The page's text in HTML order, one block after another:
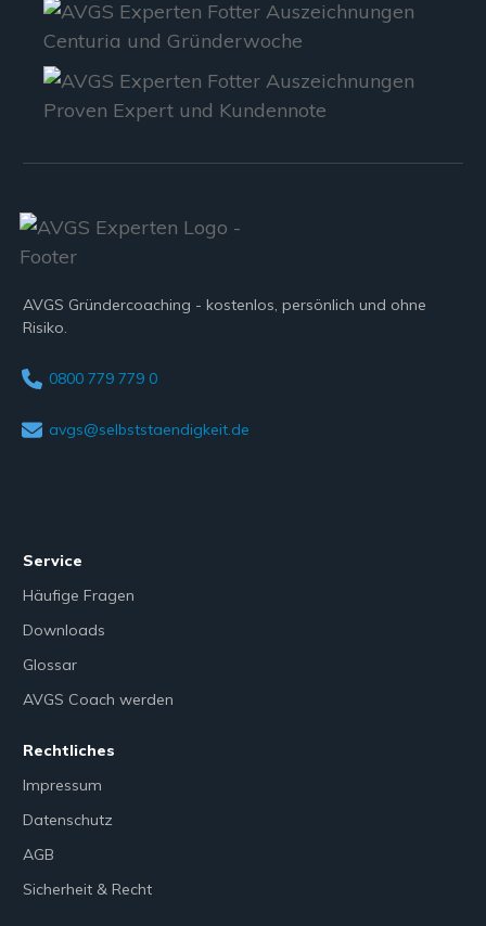
AVGS Gründercoaching - kostenlos, persönlich und ohne
Risiko.
0800 779 779 0
avgs@selbststaendigkeit.de
Service
Häufige Fragen
Downloads
Glossar
AVGS Coach werden
Rechtliches
Impressum
Datenschutz
AGB
Sicherheit & Recht